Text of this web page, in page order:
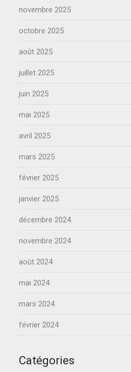
novembre 2025
octobre 2025
août 2025
juillet 2025
juin 2025
mai 2025
avril 2025
mars 2025
février 2025
janvier 2025
décembre 2024
novembre 2024
août 2024
mai 2024
mars 2024
février 2024
Catégories